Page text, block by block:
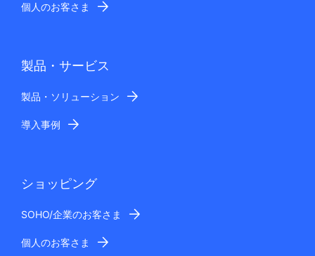
個人のお客さま
製品・サービス
製品・ソリューション
導入事例
ショッピング
SOHO/企業のお客さま
個人のお客さま